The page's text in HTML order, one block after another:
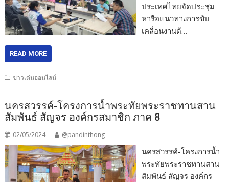
ประเทศไทยจัดประชุม
หารือแนวทางการขับ
เคลื่อนงานด้…
READ MORE
ข่าวเด่นออนไลน์
นครสวรรค์-โครงการน้ำพระทัยพระราชทานสาน
สัมพันธ์ สัญจร องค์กรสมาชิก ภาค 8
02/05/2024 @pandinthong
นครสวรรค์-โครงการน้ำ
พระทัยพระราชทานสาน
สัมพันธ์ สัญจร องค์กร